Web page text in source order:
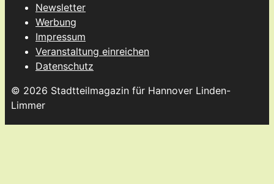
Newsletter
Werbung
Impressum
Veranstaltung einreichen
Datenschutz
© 2026 Stadtteilmagazin für Hannover Linden-
Limmer